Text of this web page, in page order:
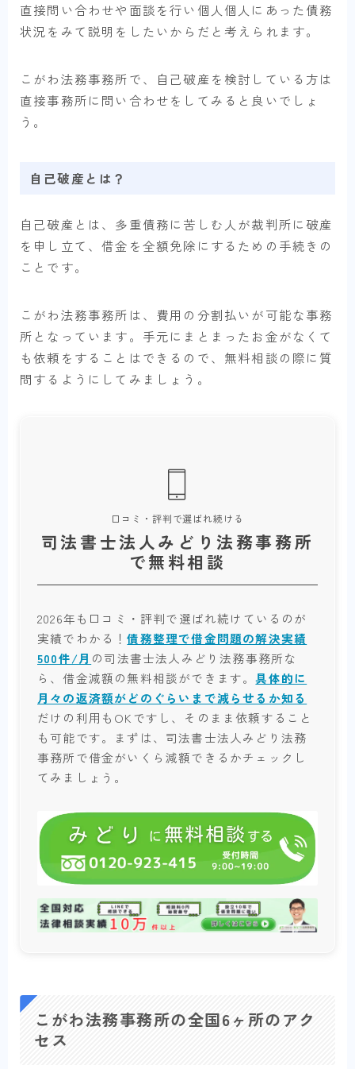
直接問い合わせや面談を行い個人個人にあった債務
状況をみて説明をしたいからだと考えられます。
こがわ法務事務所で、自己破産を検討している方は
直接事務所に問い合わせをしてみると良いでしょ
う。
自己破産とは？
自己破産とは、多重債務に苦しむ人が裁判所に破産
を申し立て、借金を全額免除にするための手続きの
ことです。
こがわ法務事務所は、費用の分割払いが可能な事務
所となっています。手元にまとまったお金がなくて
も依頼をすることはできるので、無料相談の際に質
問するようにしてみましょう。
口コミ・評判で選ばれ続ける
司法書士法人みどり法務事務所
で無料相談
2026年も口コミ・評判で選ばれ続けているのが
実績でわかる！債務整理で借金問題の解決実績
500件/月 の司法書士法人みどり法務事務所な
ら、借金減額の無料相談ができます。具体的に
月々の返済額がどのぐらいまで減らせるか知る
だけの利用もOKですし、そのまま依頼すること
も可能です。まずは、司法書士法人みどり法務
事務所で借金がいくら減額できるかチェックし
てみましょう。
こがわ法務事務所の全国6ヶ所のアク
セス